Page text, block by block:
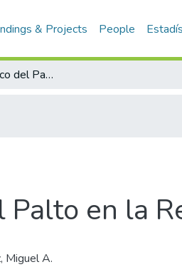
& Projects People
Manejo Agronómico del Palto en la Región Libertad
en la
Miguel A.